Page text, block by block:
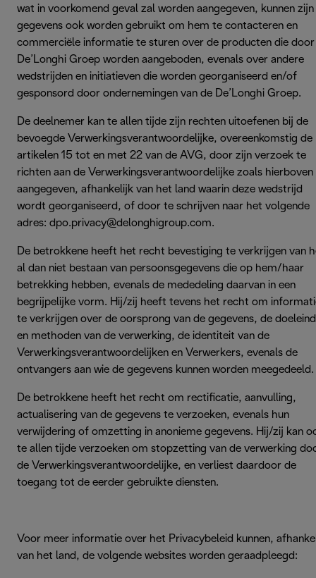
wat in voorkomend geval zal worden aangegeven, kunnen zijn
gegevens ook worden gebruikt om hem te contacteren en
commerciële informatie te sturen over de producten die door
De’Longhi Groep worden aangeboden, evenals over andere
wedstrijden en initiatieven die worden georganiseerd en/of
gesponsord door ondernemingen van de De’Longhi Groep.
De deelnemer kan te allen tijde zijn rechten uitoefenen bij de
bevoegde Verwerkingsverantwoordelijke, overeenkomstig de
artikelen 15 tot en met 22 van de AVG, door zijn verzoek te
richten aan de Verwerkingsverantwoordelijke zoals hierboven
aangegeven, afhankelijk van het land waarin deze wedstrijd
wordt georganiseerd, of door te schrijven naar het volgende
adres: dpo.privacy@delonghigroup.com.
De betrokkene heeft het recht bevestiging te verkrijgen van
al dan niet bestaan van persoonsgegevens die op hem/haar
betrekking hebben, evenals de mededeling daarvan in een
begrijpelijke vorm. Hij/zij heeft tevens het recht om
te verkrijgen over de oorsprong van de gegevens, de
en methoden van de verwerking, de identiteit van de
Verwerkingsverantwoordelijken en Verwerkers, evenals de
ontvangers aan wie de gegevens kunnen worden meegedeeld.
De betrokkene heeft het recht om rectificatie, aanvulling,
actualisering van de gegevens te verzoeken, evenals hun
verwijdering of omzetting in anonieme gegevens. Hij/zij kan
te allen tijde verzoeken om stopzetting van de verwerking
de Verwerkingsverantwoordelijke, en verliest daardoor de
toegang tot de eerder gebruikte diensten.
Voor meer informatie over het Privacybeleid kunnen,
van het land, de volgende websites worden geraadpleegd: